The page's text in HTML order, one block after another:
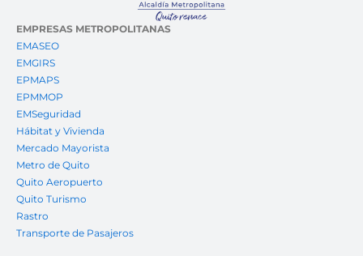
EMPRESAS METROPOLITANAS
EMASEO
EMGIRS
EPMAPS
EPMMOP
EMSeguridad
Hábitat y Vivienda
Mercado Mayorista
Metro de Quito
Quito Aeropuerto
Quito Turismo
Rastro
Transporte de Pasajeros